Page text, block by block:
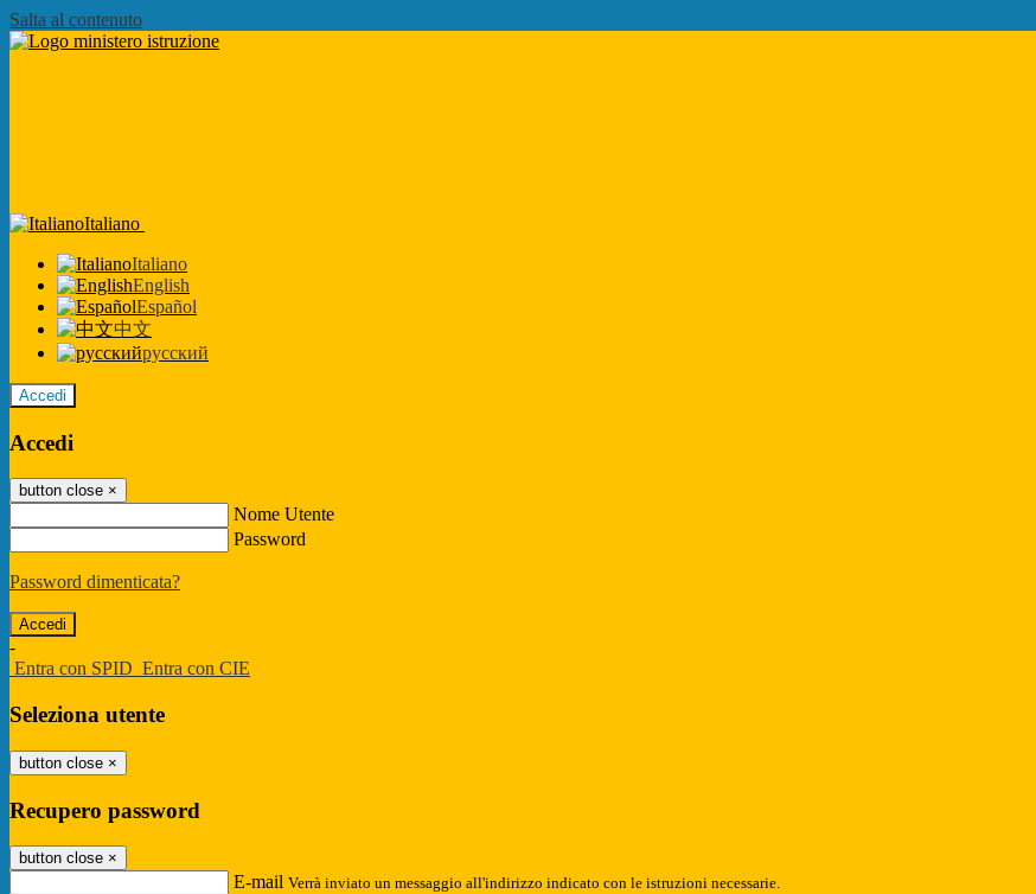
Salta al contenuto
Italiano
Italiano
English
Español
中文
русский
Accedi
Accedi
button close ×
Nome Utente
Password
Password dimenticata?
-
Entra con SPID Entra con CIE
Seleziona utente
button close ×
Recupero password
button close ×
E-mail Verrà inviato un messaggio all'indirizzo indicato con le istruzioni necessarie.